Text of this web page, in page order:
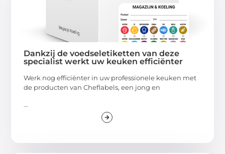
Dankzij de voedseletiketten van deze
specialist werkt uw keuken efficiënter
Werk nog efficiënter in uw professionele keuken met
de producten van Cheflabels, een jong en
...